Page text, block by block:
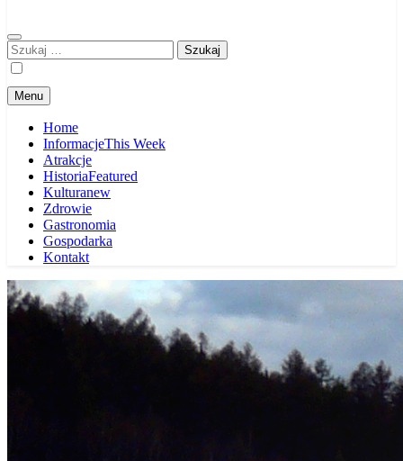
Szukaj:
Menu
Home
InformacjeThis Week
Atrakcje
HistoriaFeatured
Kulturanew
Zdrowie
Gastronomia
Gospodarka
Kontakt